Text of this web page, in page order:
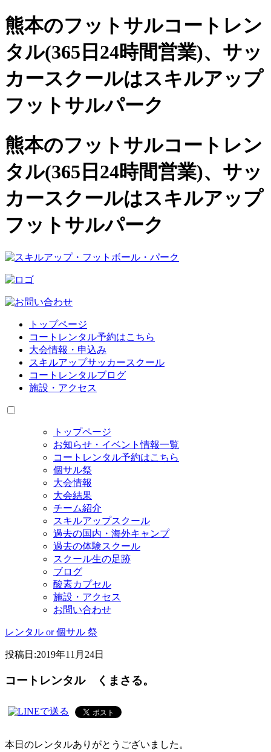
熊本のフットサルコートレン
タル(365日24時間営業)、 サッ
カースクールはスキルアップ
フットサルパーク
熊本のフットサルコートレン
タル(365日24時間営業)、サッ
カースクールはスキルアップ
フットサルパーク
トップページ
コートレンタル予約はこちら
大会情報・申込み
スキルアップサッカースクール
コートレンタルブログ
施設・アクセス
トップページ
お知らせ・イベント情報一覧
コートレンタル予約はこちら
個サル祭
大会情報
大会結果
チーム紹介
スキルアップスクール
過去の国内・海外キャンプ
過去の体験スクール
スクール生の足跡
ブログ
酸素カプセル
施設・アクセス
お問い合わせ
レンタル or 個サル 祭
投稿日:2019年11月24日
コートレンタル くまさる。
本日のレンタルありがとうございました。